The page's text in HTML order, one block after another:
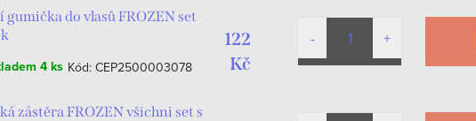
gumička do vlasů FROZEN set
4 ks Kód: CEP2500003078
122
Kč
zástěra FROZEN všichni set s